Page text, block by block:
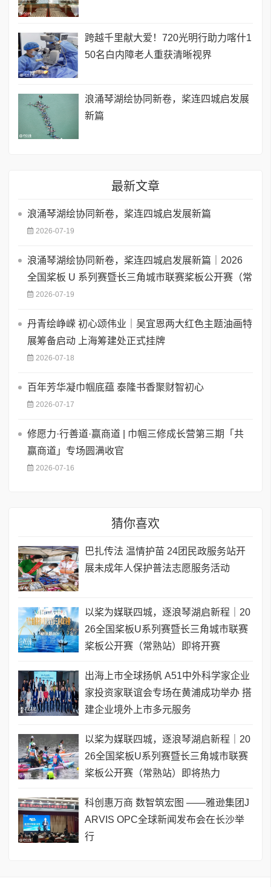
跨越千里献大爱！720光明行助力喀什1
50名白内障老人重获清晰视界
浪涌琴湖绘协同新卷，桨连四城启发展
新篇
最新文章
浪涌琴湖绘协同新卷，桨连四城启发展新篇
2026-07-19
浪涌琴湖绘协同新卷，桨连四城启发展新篇｜2026
全国桨板 U 系列赛暨长三角城市联赛桨板公开赛（常
2026-07-19
丹青绘峥嵘 初心颂伟业｜吴宜恩两大红色主题油画特
展筹备启动 上海筹建处正式挂牌
2026-07-18
百年芳华凝巾帼底蕴 泰隆书香聚财智初心
2026-07-17
修愿力·行善道·赢商道 | 巾帼三修成长营第三期「共
赢商道」专场圆满收官
2026-07-16
猜你喜欢
巴扎传法 温情护苗 24团民政服务站开
展未成年人保护普法志愿服务活动
以桨为媒联四城，逐浪琴湖启新程｜20
26全国桨板U系列赛暨长三角城市联赛
桨板公开赛（常熟站）即将开赛
出海上市全球扬帆 A51中外科学家企业
家投资家联谊会专场在黄浦成功举办 搭
建企业境外上市多元服务
以桨为媒联四城，逐浪琴湖启新程｜20
26全国桨板U系列赛暨长三角城市联赛
桨板公开赛（常熟站）即将热力
科创惠万商 数智筑宏图 ——雅逊集团J
ARVIS OPC全球新闻发布会在长沙举
行